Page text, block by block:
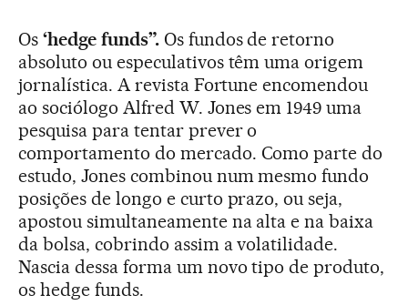
Os ‘hedge funds”.Os fundos de retorno
absoluto ou especulativos têm uma origem
jornalística. A revista Fortune encomendou
ao sociólogo Alfred W. Jones em 1949 uma
pesquisa para tentar prever o
comportamento do mercado. Como parte do
estudo, Jones combinou num mesmo fundo
posições de longo e curto prazo, ou seja,
apostou simultaneamente na alta e na baixa
da bolsa, cobrindo assim a volatilidade.
Nascia dessa forma um novo tipo de produto,
os hedge funds.